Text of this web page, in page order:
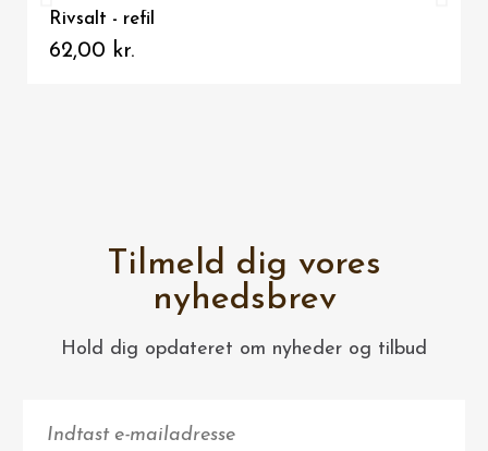
Rivsalt - refil
62,00 kr.
Tilmeld dig vores
nyhedsbrev
Hold dig opdateret om nyheder og tilbud